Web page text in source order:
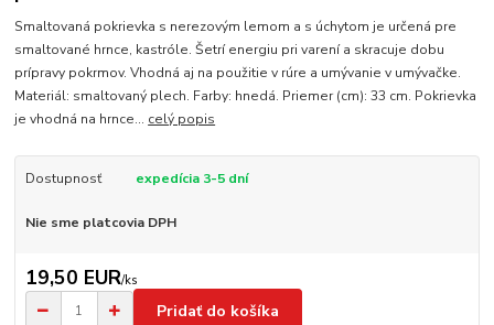
Smaltovaná pokrievka s nerezovým lemom a s úchytom je určená pre
smaltované hrnce, kastróle. Šetrí energiu pri varení a skracuje dobu
prípravy pokrmov. Vhodná aj na použitie v rúre a umývanie v umývačke.
Materiál: smaltovaný plech. Farby: hnedá. Priemer (cm): 33 cm. Pokrievka
je vhodná na hrnce... celý popis
Dostupnosť expedícia 3-5 dní
Nie sme platcovia DPH
19,50 EUR/ks
Pridať do košíka